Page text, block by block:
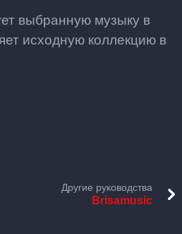
выбранную музыку в
исходную коллекцию в
Другие руководства
Brisamusic